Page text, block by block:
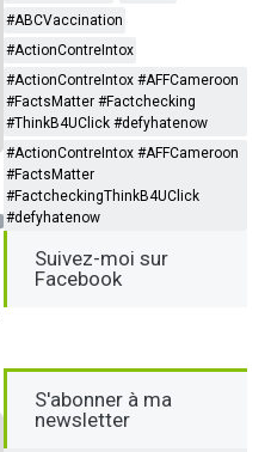
#ABCVaccination
#ActionContreIntox
#ActionContreIntox #AFFCameroon
#FactsMatter #Factchecking
#ThinkB4UClick #defyhatenow
#ActionContreIntox #AFFCameroon
#FactsMatter
#FactcheckingThinkB4UClick
#defyhatenow
Suivez-moi sur
Facebook
S'abonner à ma
newsletter